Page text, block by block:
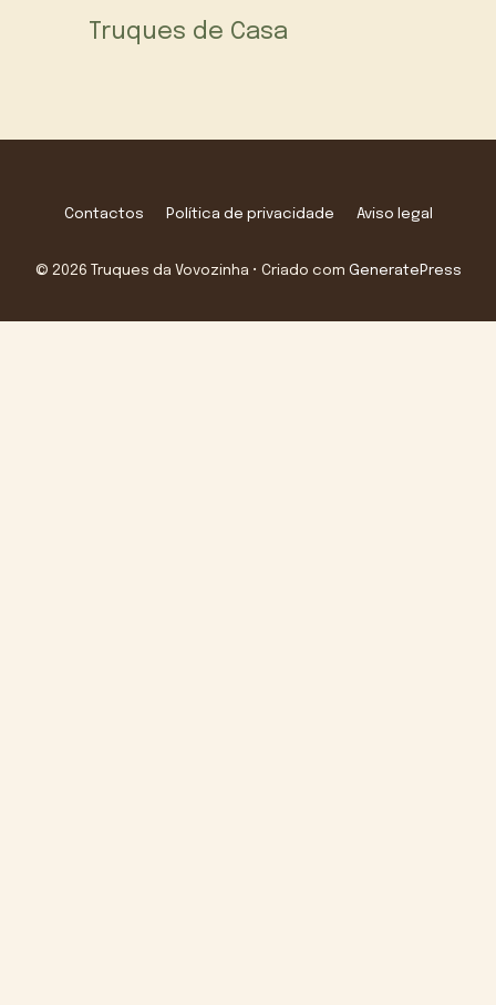
Truques de Casa
Contactos Política de privacidade Aviso legal
© 2026 Truques da Vovozinha • Criado com GeneratePress